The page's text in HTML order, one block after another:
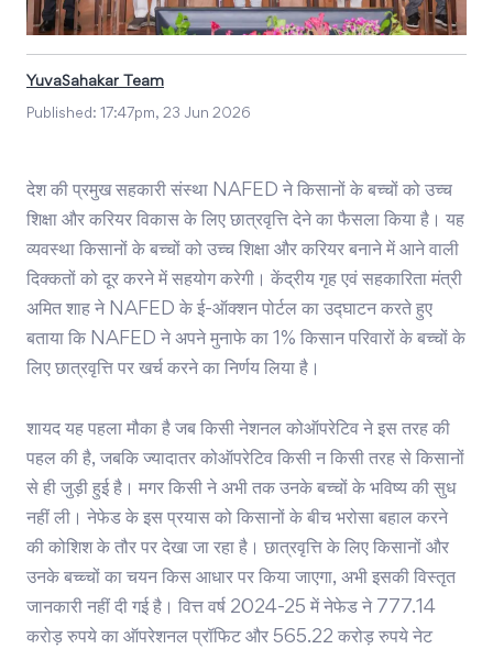
YuvaSahakar Team
Published: 17:47pm, 23 Jun 2026
देश की प्रमुख सहकारी संस्था NAFED ने किसानों के बच्चों को उच्च
शिक्षा और करियर विकास के लिए छात्रवृत्ति देने का फैसला किया है। यह
व्यवस्था किसानों के बच्चों को उच्च शिक्षा और करियर बनाने में आने वाली
दिक्कतों को दूर करने में सहयोग करेगी। केंद्रीय गृह एवं सहकारिता मंत्री
अमित शाह ने NAFED के ई-ऑक्शन पोर्टल का उद्घाटन करते हुए
बताया कि NAFED ने अपने मुनाफे का 1% किसान परिवारों के बच्चों के
लिए छात्रवृत्ति पर खर्च करने का निर्णय लिया है।
शायद यह पहला मौका है जब किसी नेशनल कोऑपरेटिव ने इस तरह की
पहल की है, जबकि ज्यादातर कोऑपरेटिव किसी न किसी तरह से किसानों
से ही जुड़ी हुई है। मगर किसी ने अभी तक उनके बच्चों के भविष्य की सुध
नहीं ली। नेफेड के इस प्रयास को किसानों के बीच भरोसा बहाल करने
की कोशिश के तौर पर देखा जा रहा है। छात्रवृत्ति के लिए किसानों और
उनके बच्च्चों का चयन किस आधार पर किया जाएगा, अभी इसकी विस्तृत
जानकारी नहीं दी गई है। वित्त वर्ष 2024-25 में नेफेड ने 777.14
करोड़ रुपये का ऑपरेशनल प्रॉफिट और 565.22 करोड़ रुपये नेट